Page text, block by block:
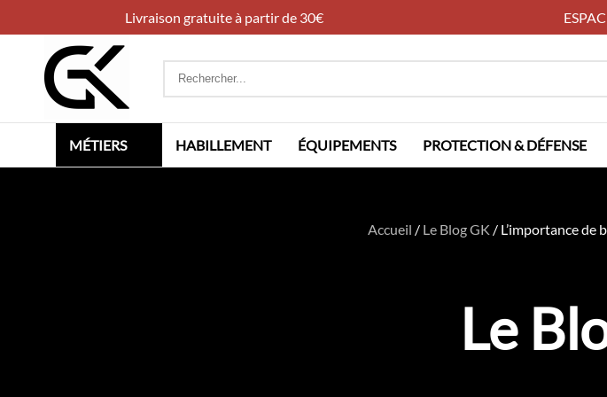
Livraison gratuite à partir de 30€
Rechercher
MÉTIERS HABILLEMENT ÉQUIPEMENTS PROTECTION & DÉFENSE
Accueil / Le Blog GK / L’importance de
Le